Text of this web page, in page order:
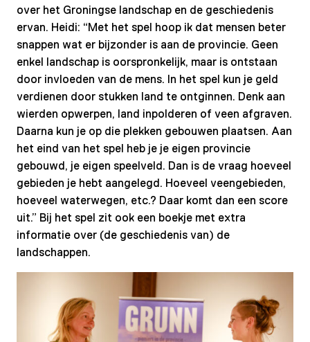
over het Groningse landschap en de geschiedenis
ervan. Heidi: “Met het spel hoop ik dat mensen beter
snappen wat er bijzonder is aan de provincie. Geen
enkel landschap is oorspronkelijk, maar is ontstaan
door invloeden van de mens. In het spel kun je geld
verdienen door stukken land te ontginnen. Denk aan
wierden opwerpen, land inpolderen of veen afgraven.
Daarna kun je op die plekken gebouwen plaatsen. Aan
het eind van het spel heb je je eigen provincie
gebouwd, je eigen speelveld. Dan is de vraag hoeveel
gebieden je hebt aangelegd. Hoeveel veengebieden,
hoeveel waterwegen, etc.? Daar komt dan een score
uit.” Bij het spel zit ook een boekje met extra
informatie over (de geschiedenis van) de
landschappen.